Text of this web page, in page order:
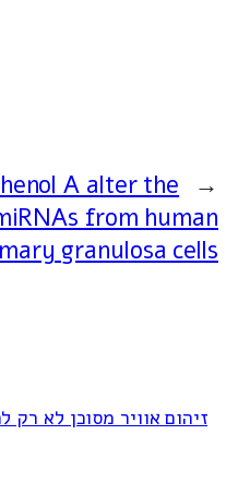
←
A alter the
from human
granulosa cells.
זיהום אוויר מסוכן לא